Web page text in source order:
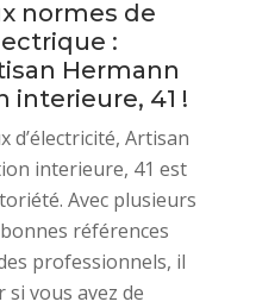
normes de
:
Hermann
interieure, 41 !
d’électricité, Artisan
interieure, 41 est
Avec plusieurs
références
professionnels, il
vous avez de